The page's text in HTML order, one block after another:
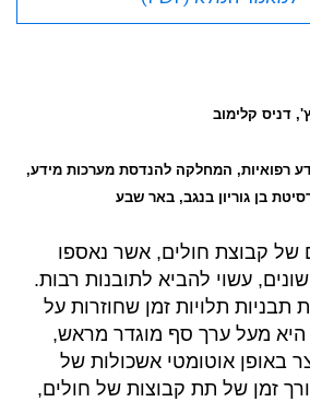
דניס קלימוב
רפואיות, המחלקה להנדסת מערכות מידע,
בן גוריון בנגב, באר שבע
של קבוצת חולים, אשר נאספו
עשוי להביא לתובנות רבות.
תבניות תלויות זמן שחוזרות על
מעל ערך סף מוגדר מראש,
באופן אוטומטי אשכולות של
זמן של תת קבוצות של חולים,